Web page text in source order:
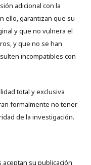
adicional con la
ello, garantizan que su
y que no vulnera el
y que no se han
incompatibles con
total y exclusiva
formalmente no tener
de la investigación.
su publicación